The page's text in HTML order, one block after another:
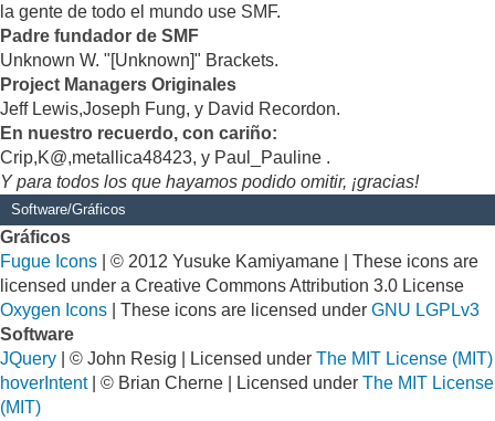
la gente de todo el mundo use SMF.
Padre fundador de SMF
Unknown W. "[Unknown]" Brackets.
Project Managers Originales
Jeff Lewis,Joseph Fung, y David Recordon.
En nuestro recuerdo, con cariño:
Crip,K@,metallica48423, y Paul_Pauline .
Y para todos los que hayamos podido omitir, ¡gracias!
Software/Gráficos
Gráficos
Fugue Icons | © 2012 Yusuke Kamiyamane | These icons are
licensed under a Creative Commons Attribution 3.0 License
Oxygen Icons | These icons are licensed under GNU LGPLv3
Software
JQuery | © John Resig | Licensed under The MIT License (MIT)
hoverIntent| © Brian Cherne | Licensed under The MIT License
(MIT)